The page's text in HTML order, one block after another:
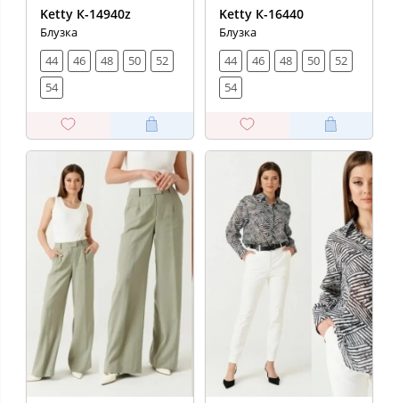
Ketty К-14940z
Блузка
44
46 48 50
52
54
Ketty К-16440
Блузка
44
46 48 50
52
54